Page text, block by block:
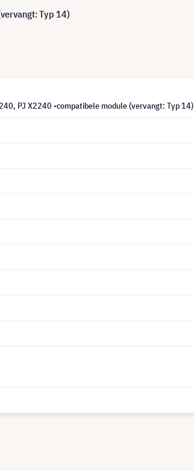
Typ 14)
PJ X2240 -compatibele module (vervangt: Typ 14)